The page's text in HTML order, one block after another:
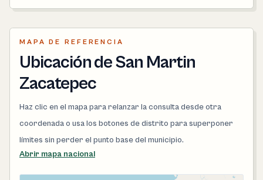
MAPA DE REFERENCIA
Ubicación de San Martin
Zacatepec
Haz clic en el mapa para relanzar la consulta desde otra
coordenada o usa los botones de distrito para superponer
límites sin perder el punto base del municipio.
Abrir mapa nacional